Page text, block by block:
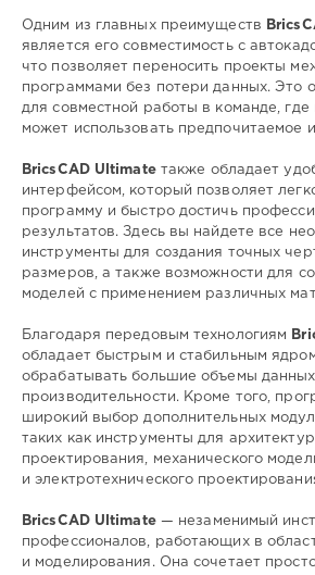
Одним из главных преимуществ
является его совместимость с
что позволяет переносить проекты
программами без потери данных. Это
для совместной работы в команде,
может использовать предпочитаемое
BricsCAD Ultimateтакже обладает
интерфейсом, который позволяет
программу и быстро достичь
результатов. Здесь вы найдете все
инструменты для создания точных
размеров, а также возможности для
моделей с применением различных
Благодаря передовым технологиям
обладает быстрым и стабильным
обрабатывать большие объемы
производительности. Кроме того,
широкий выбор дополнительных
таких как инструменты для
проектирования, механического
и электротехнического
BricsCAD Ultimate— незаменимый
профессионалов, работающих в
и моделирования. Она сочетает